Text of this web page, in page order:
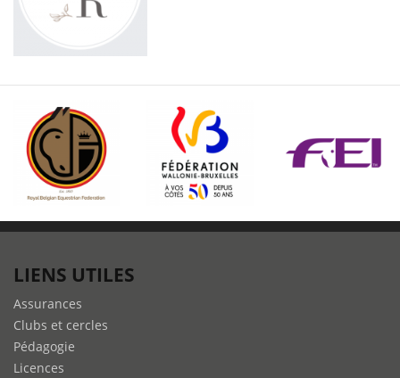
LIENS UTILES
Assurances
Clubs et cercles
Pédagogie
Licences